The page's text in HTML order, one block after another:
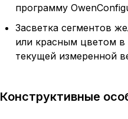
программу
Засветка сегментов
или красным цветом в
текущей измеренной
Конструктивные